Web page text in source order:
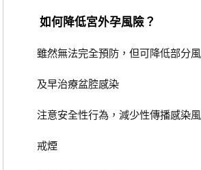
如何降低宮外孕風險？
雖然無法完全預防，但可降低部分風
及早治療盆腔感染
注意安全性行為，減少性傳播感染
戒煙